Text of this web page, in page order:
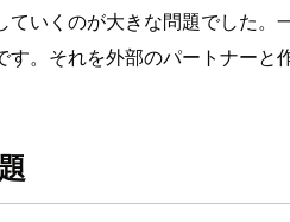
いくのが大きな問題でした
。それを外部のパートナー